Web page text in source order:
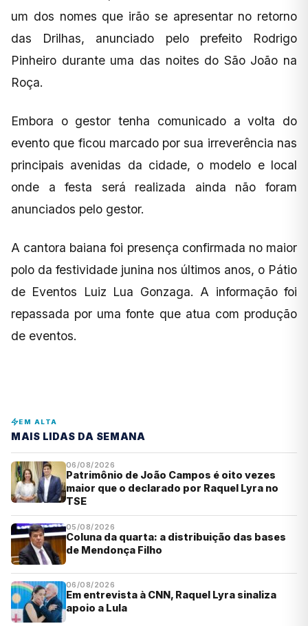
um dos nomes que irão se apresentar no retorno
das Drilhas, anunciado pelo prefeito Rodrigo
Pinheiro durante uma das noites do São João na
Roça.
Embora o gestor tenha comunicado a volta do
evento que ficou marcado por sua irreverência nas
principais avenidas da cidade, o modelo e local
onde a festa será realizada ainda não foram
anunciados pelo gestor.
A cantora baiana foi presença confirmada no maior
polo da festividade junina nos últimos anos, o Pátio
de Eventos Luiz Lua Gonzaga. A informação foi
repassada por uma fonte que atua com produção
de eventos.
EM ALTA
MAIS LIDAS DA SEMANA
06/08/2026
Patrimônio de João Campos é oito vezes
maior que o declarado por Raquel Lyra no
TSE
05/08/2026
Coluna da quarta: a distribuição das bases
de Mendonça Filho
06/08/2026
Em entrevista à CNN, Raquel Lyra sinaliza
apoio a Lula